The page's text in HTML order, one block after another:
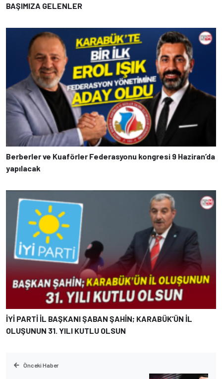
BAŞIMIZA GELENLER
Berberler ve Kuaförler Federasyonu kongresi 9 Haziran’da
yapılacak
İYİ PARTİ İL BAŞKANI ŞABAN ŞAHİN; KARABÜK’ÜN İL
OLUŞUNUN 31. YILI KUTLU OLSUN
Önceki Haber